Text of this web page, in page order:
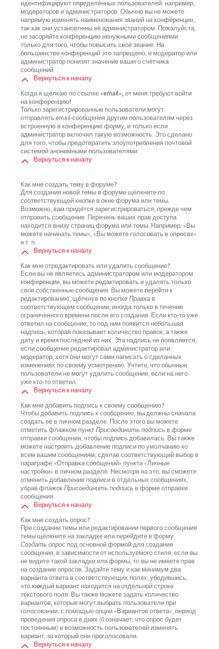
идентифицируют определённых пользователей: например,
модераторов и администраторов. Обычно вы не можете
напрямую изменять наименования званий на конференции,
так как они установлены её администратором. Пожалуйста,
не засоряйте конференцию ненужными сообщениями
только для того, чтобы повысить своё звание. На
большинстве конференций это запрещено, и модератор или
администратор понизят значение вашего счётчика
сообщений.
Вернуться к началу
Когда я щёлкаю по ссылке «email», от меня требуют войти
на конференцию!
Только зарегистрированные пользователи могут
отправлять email-сообщения другим пользователям через
встроенную в конференцию форму, и только если
администратор включил такую возможность. Это сделано
для того, чтобы предотвратить злоупотребления почтовой
системой анонимными пользователями.
Вернуться к началу
Как мне создать тему в форуме?
Для создания новой темы в форуме щёлкните по
соответствующей кнопке в окне форума или темы.
Возможно, вам придётся зарегистрироваться, прежде чем
отправить сообщение. Перечень ваших прав доступа
находится внизу страниц форума или темы. Например: «Вы
можете начинать темы», «Вы можете голосовать в опросах»
и т. п.
Вернуться к началу
Как мне отредактировать или удалить сообщение?
Если вы не являетесь администратором или модератором
конференции, вы можете редактировать и удалять только
свои собственные сообщения. Вы можете перейти к
редактированию, щёлкнув по кнопкеПравкав
соответствующем сообщении, иногда только в течение
ограниченного времени после его создания. Если кто-то уже
ответил на сообщение, то под ним появится небольшая
надпись, которая показывает количество правок, а также
дату и время последней из них. Эта надпись не появляется,
если сообщение редактировал администратор или
модератор, хотя они могут сами написать о сделанных
изменениях по своему усмотрению. Учтите, что обычные
пользователи не могут удалить сообщение, если на него
уже кто-то ответил.
Вернуться к началу
Как мне добавить подпись к своему сообщению?
Чтобы добавить подпись к сообщению, вы должны сначала
создать её в личном разделе. После этого вы можете
отметить флажком пунктПрисоединить подпись в форме
отправки сообщения, чтобы подпись добавилась. Вы также
можете настроить добавление подписи по умолчанию ко
всем вашим сообщениям, сделав соответствующий выбор в
параграфе «Отправка сообщений» пункта «Личные
настройки» в личном разделе. Несмотря на это, вы сможете
отменить добавление подписи в отдельных сообщениях,
убрав флажокПрисоединить подпись в форме отправки
сообщения.
Вернуться к началу
Как мне создать опрос?
При создании темы или редактировании первого сообщения
темы щёлкните на закладке или перейдите в форму
Создать опроспод основной формой для создания
сообщения, в зависимости от используемого стиля; если вы
не видите такой закладки или формы, то вы не имеете прав
на создание опросов. Задайте тему и как минимум два
варианта ответа в соответствующих полях, убедившись,
что каждый вариант находится на отдельной строке
текстового поля. Вы также можете задать количество
вариантов, которые могут выбрать пользователи при
голосовании, с помощью опции «Вариантов ответа», период
проведения опроса в днях (0 означает, что опрос будет
постоянным) и возможность пользователей изменять
вариант, за который они проголосовали.
Вернуться к началу